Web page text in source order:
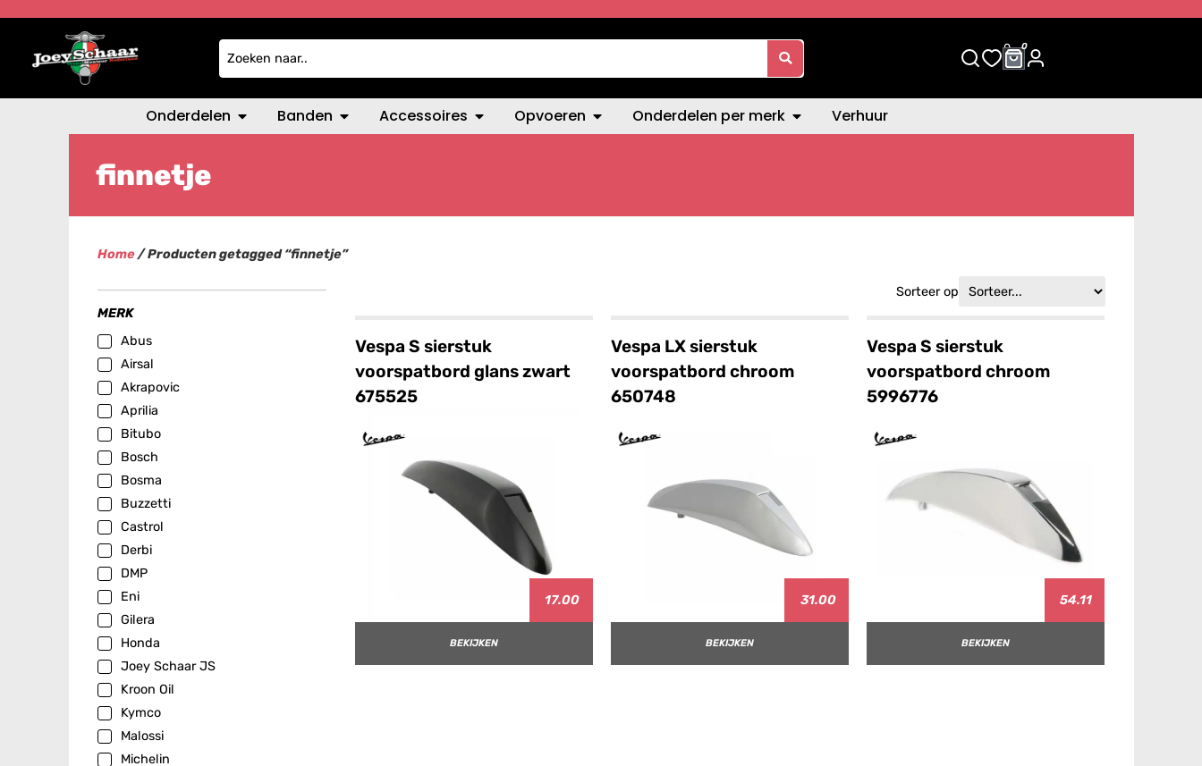
0 0
Onderdelen Banden Accessoires Opvoeren Onderdelen per merk Verhuur
finnetje
Home/ Producten getagged “finnetje”
MERK
Abus
Airsal
Akrapovic
Aprilia
Bitubo
Bosch
Bosma
Buzzetti
Castrol
Derbi
DMP
Eni
Gilera
Honda
Joey Schaar JS
Kroon Oil
Kymco
Malossi
Michelin
Sorteer op
Vespa S sierstuk
voorspatbord glans zwart
675525
17.00
BEKIJKEN
Vespa LX sierstuk
voorspatbord chroom
650748
31.00
BEKIJKEN
Vespa S sierstuk
voorspatbord chroom
5996776
54.11
BEKIJKEN